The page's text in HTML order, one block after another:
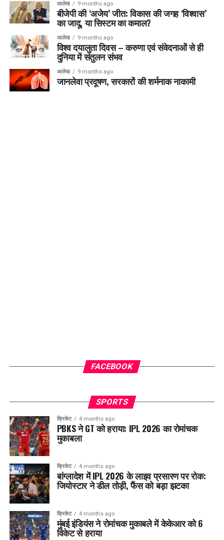
आलेख 9 months ago
बीजेपी की ‘अजेय’ जीत: विकास की जगह ‘विश्वास’
का जादू, या सिस्टम का कमाल?
आलेख 9 months ago
विश्व दयालुता दिवस – करुणा एवं संवेदनाओं से ही
दुनिया में संतुलन संभव
आलेख 9 months ago
जानलेवा प्रदूषण, सरकारों की शर्मनाक नाकामी
FACEBOOK
SPORTS
क्रिकेट 4 months ago
PBKS ने GT को हराया: IPL 2026 का रोमांचक
मुकाबला
क्रिकेट 4 months ago
बांग्लादेश में IPL 2026 के लाइव प्रसारण पर रोक:
जियोस्टार ने डील तोड़ी, फैंस को बड़ा झटका
क्रिकेट 4 months ago
मुंबई इंडियंस ने रोमांचक मुकाबले में केकेआर को 6
विकेट से हराया